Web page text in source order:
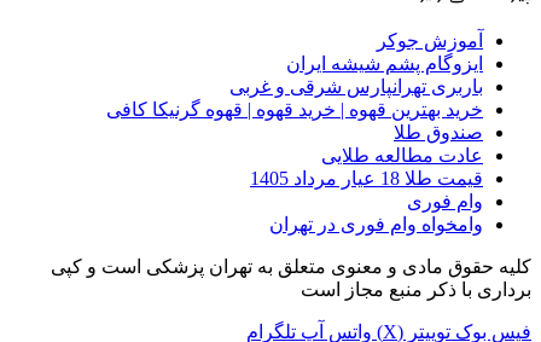
آموزش جوکر
ایزوگام پشم شیشه ایران
باربری تهرانپارس شرقی و غربی
خرید بهترین قهوه | خرید قهوه | قهوه گرنیکا کافی
صندوق طلا
عادت مطالعه طلایی
قیمت طلا 18 عیار مرداد 1405
وام فوری
وامخواه وام فوری در تهران
کلیه حقوق مادی و معنوی متعلق به تهران پزشکی است و کپی
برداری با ذکر منبع مجاز است
فیس بوک توییتر (X) واتس آپ تلگرام